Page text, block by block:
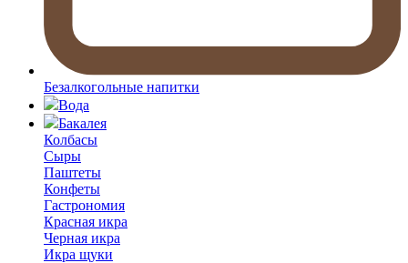
Безалкогольные напитки
Вода
Бакалея
Колбасы
Сыры
Паштеты
Конфеты
Гастрономия
Красная икра
Черная икра
Икра щуки